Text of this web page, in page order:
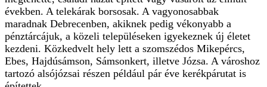
években. A telekárak borsosak. A vagyonosabbak
maradnak Debrecenben, akiknek pedig vékonyabb a
pénztárcájuk, a közeli településeken igyekeznek új életet
kezdeni. Közkedvelt hely lett a szomszédos Mikepércs,
Ebes, Hajdúsámson, Sámsonkert, illetve Józsa. A városhoz
tartozó alsójózsai részen például pár éve kerékpárutat is